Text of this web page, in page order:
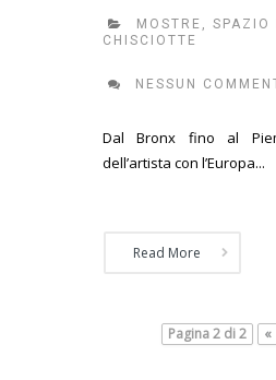
MOSTRE , SPAZIO
CHISCIOTTE
NESSUN
Dal Bronx fino al
dell’artista con l’Europa...
Read More
Pagina 2 di 2 «